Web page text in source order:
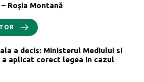
Roșia Montană
a decis: Ministerul Mediului si
aplicat corect legea in cazul